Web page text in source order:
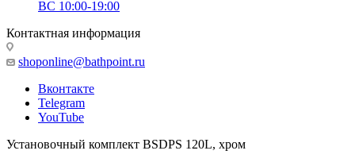
ВС 10:00-19:00
Контактная информация
shoponline@bathpoint.ru
Вконтакте
Telegram
YouTube
Установочный комплект BSDPS 120L, хром